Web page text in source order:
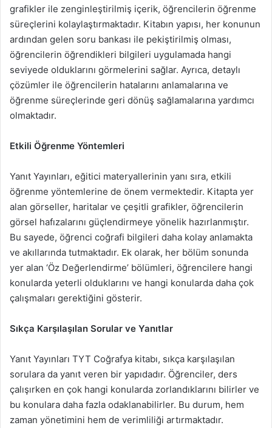
grafikler ile zenginleştirilmiş içerik, öğrencilerin öğrenme
süreçlerini kolaylaştırmaktadır. Kitabın yapısı, her konunun
ardından gelen soru bankası ile pekiştirilmiş olması,
öğrencilerin öğrendikleri bilgileri uygulamada hangi
seviyede olduklarını görmelerini sağlar. Ayrıca, detaylı
çözümler ile öğrencilerin hatalarını anlamalarına ve
öğrenme süreçlerinde geri dönüş sağlamalarına yardımcı
olmaktadır.
Etkili Öğrenme Yöntemleri
Yanıt Yayınları, eğitici materyallerinin yanı sıra, etkili
öğrenme yöntemlerine de önem vermektedir. Kitapta yer
alan görseller, haritalar ve çeşitli grafikler, öğrencilerin
görsel hafızalarını güçlendirmeye yönelik hazırlanmıştır.
Bu sayede, öğrenci coğrafi bilgileri daha kolay anlamakta
ve akıllarında tutmaktadır. Ek olarak, her bölüm sonunda
yer alan ‘Öz Değerlendirme’ bölümleri, öğrencilere hangi
konularda yeterli olduklarını ve hangi konularda daha çok
çalışmaları gerektiğini gösterir.
Sıkça Karşılaşılan Sorular ve Yanıtlar
Yanıt Yayınları TYT Coğrafya kitabı, sıkça karşılaşılan
sorulara da yanıt veren bir yapıdadır. Öğrenciler, ders
çalışırken en çok hangi konularda zorlandıklarını bilirler ve
bu konulara daha fazla odaklanabilirler. Bu durum, hem
zaman yönetimini hem de verimliliği artırmaktadır.